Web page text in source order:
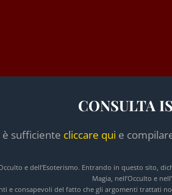
CONSULTA
sufficiente cliccare qui e
e dell’Esoterismo. Entrando in questo sito,
Magia, nell’Occulto e
e consapevoli del fatto che gli argomenti trattati